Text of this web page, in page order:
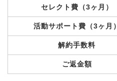
セレクト費（3ヶ月）
活動サポート費（3ヶ月）
解約手数料
ご返金額